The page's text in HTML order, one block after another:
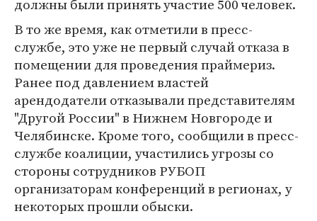
должны были принять участие 500 человек.
В то же время, как отметили в пресс-
службе, это уже не первый случай отказа в
помещении для проведения праймериз.
Ранее под давлением властей
арендодатели отказывали представителям
"Другой России" в Нижнем Новгороде и
Челябинске. Кроме того, сообщили в пресс-
службе коалиции, участились угрозы со
стороны сотрудников РУБОП
организаторам конференций в регионах, у
некоторых прошли обыски.